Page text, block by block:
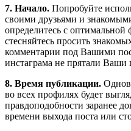
7. Начало. Попробуйте
своими друзьями и
определитесь с
стесняйтесь просить
комментарии под Вашими
инстаграма не прятали Ваши
8. Время публикации.
во всех профилях будет
правдоподобности заранее
времени выхода поста или